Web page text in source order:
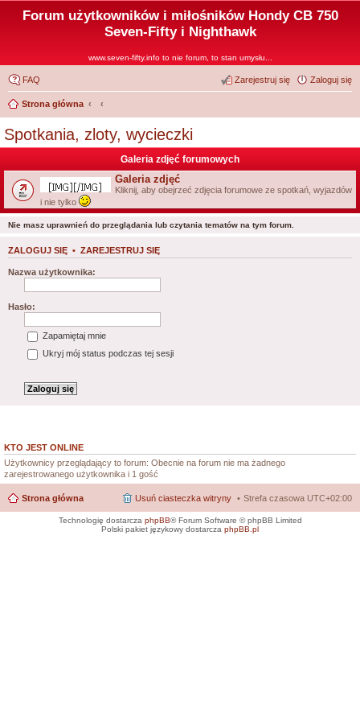
Forum użytkowników i miłośników Hondy CB 750
Seven-Fifty i Nighthawk
www.seven-fifty.info to nie forum, to stan umysłu...
FAQ Zaloguj się
Zarejestruj się
Strona główna
Spotkania, zloty, wycieczki
Galeria zdjęć forumowych
Galeria zdjęć
Kliknij, aby obejrzeć zdjęcia forumowe ze spotkań, wyjazdów
i nie tylko
Nie masz uprawnień do przeglądania lub czytania tematów na tym forum.
ZALOGUJ SIĘ • ZAREJESTRUJ SIĘ
Nazwa użytkownika:
Hasło:
Zapamiętaj mnie
Ukryj mój status podczas tej sesji
KTO JEST ONLINE
Użytkownicy przeglądający to forum: Obecnie na forum nie ma żadnego
zarejestrowanego użytkownika i 1 gość
Strona główna Strefa czasowa UTC+02:00
Usuń ciasteczka witryny
Technologię dostarcza phpBB® Forum Software © phpBB Limited
Polski pakiet językowy dostarcza phpBB.pl